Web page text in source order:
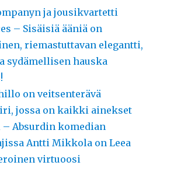
ja jousikvartetti
– Sisäisiä ääniä on
riemastuttavan elegantti,
sydämellisen hauska
on veitsenterävä
jossa on kaikki ainekset
Absurdin komedian
Antti Mikkola on Leea
virtuoosi